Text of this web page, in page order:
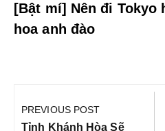
[Bật mí] Nên đi Tokyo
hoa anh đào
hướng
PREVIOUS POST
Previous
Tỉnh Khánh Hòa Sẽ